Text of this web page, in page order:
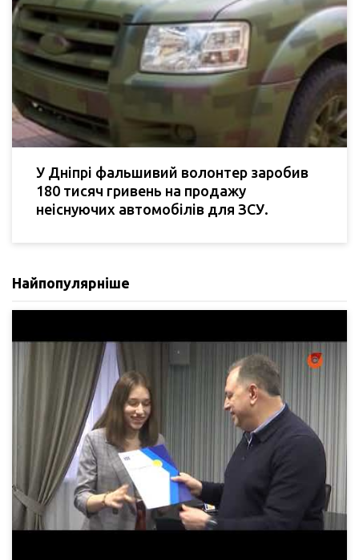
У Дніпрі фальшивий волонтер заробив
180 тисяч гривень на продажу
неіснуючих автомобілів для ЗСУ.
Найпопулярніше